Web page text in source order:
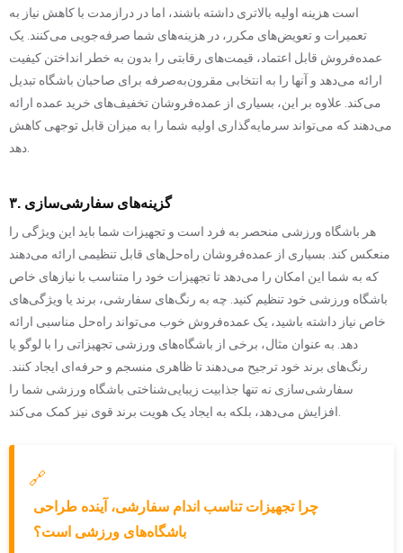
است هزینه اولیه بالاتری داشته باشند، اما در درازمدت با کاهش نیاز به
تعمیرات و تعویض‌های مکرر، در هزینه‌های شما صرفه‌جویی می‌کنند. یک
عمده‌فروش قابل اعتماد، قیمت‌های رقابتی را بدون به خطر انداختن کیفیت
ارائه می‌دهد و آنها را به انتخابی مقرون‌به‌صرفه برای صاحبان باشگاه تبدیل
می‌کند. علاوه بر این، بسیاری از عمده‌فروشان تخفیف‌های خرید عمده ارائه
می‌دهند که می‌تواند سرمایه‌گذاری اولیه شما را به میزان قابل توجهی کاهش
۳. گزینه‌های سفارشی‌سازی
هر باشگاه ورزشی منحصر به فرد است و تجهیزات شما باید این ویژگی را
منعکس کند. بسیاری از عمده‌فروشان راه‌حل‌های قابل تنظیمی ارائه می‌دهند
که به شما این امکان را می‌دهد تا تجهیزات خود را متناسب با نیازهای خاص
باشگاه ورزشی خود تنظیم کنید. چه به رنگ‌های سفارشی، برند یا ویژگی‌های
خاص نیاز داشته باشید، یک عمده‌فروش خوب می‌تواند راه‌حل مناسبی ارائه
دهد. به عنوان مثال، برخی از باشگاه‌های ورزشی تجهیزاتی را با لوگو یا
رنگ‌های برند خود ترجیح می‌دهند تا ظاهری منسجم و حرفه‌ای ایجاد کنند.
سفارشی‌سازی نه تنها جذابیت زیبایی‌شناختی باشگاه ورزشی شما را
🔗
چرا تجهیزات تناسب اندام سفارشی، آینده طراحی
باشگاه‌های ورزشی است؟